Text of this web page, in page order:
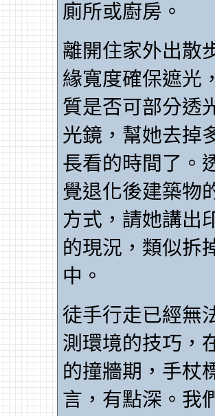
廁所或廚房。
離開住家外出散
緣寬度確保遮光
質是否可部分透
光鏡，幫她去掉
長看的時間了。
覺退化後建築物
方式，請她講出
的現況，類似拆
中。
徒手行走已經無
測環境的技巧，
的撞牆期，手杖
言，有點深。我